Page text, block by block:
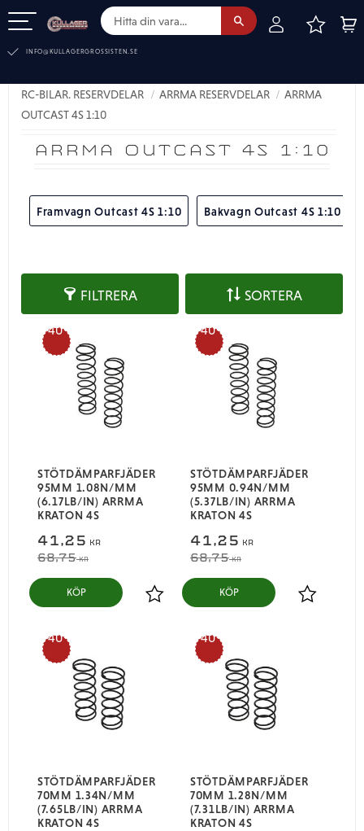
INFO@KULLAGERGROSSISTEN.SE
ARRMA OUTCAST 4S 1:10
RC-BILAR. RESERVDELAR ARRMA RESERVDELAR
ARRMA
OUTCAST 4S 1:10
Framvagn Outcast 4S 1:10 Bakvagn Outcast 4S 1:10
FILTRERA SORTERA
STÖTDÄMPARFJÄDER
95MM 1.08N/MM
(6.17LB/IN) ARRMA
KRATON 4S
41,25 KR
68,75KR
40
%
Lägg till i favoriter
KÖP
STÖTDÄMPARFJÄDER
95MM 0.94N/MM
(5.37LB/IN) ARRMA
KRATON 4S
41,25 KR
68,75KR
40
%
Lägg till i
KÖP
STÖTDÄMPARFJÄDER
70MM 1.34N/MM
(7.65LB/IN) ARRMA
KRATON 4S
40
%
STÖTDÄMPARFJÄDER
70MM 1.28N/MM
(7.31LB/IN) ARRMA
KRATON 4S
40
%